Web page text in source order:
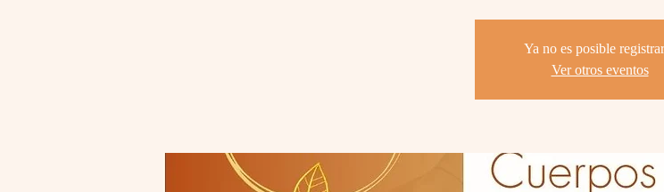
Ya no es posible
Ver otros eventos